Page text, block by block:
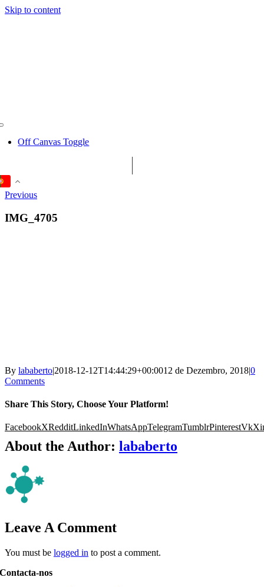
Skip to content
Off Canvas Toggle
Previous
IMG_4705
By lababerto|2018-12-12T14:44:29+00:0012 de Dezembro, 2018|0
Comments
Share This Story, Choose Your Platform!
FacebookXRedditLinkedInWhatsAppTelegramTumblrPinterestVk
About the Author: lababerto
Leave A Comment
You must be logged in to post a comment.
Contacta-nos